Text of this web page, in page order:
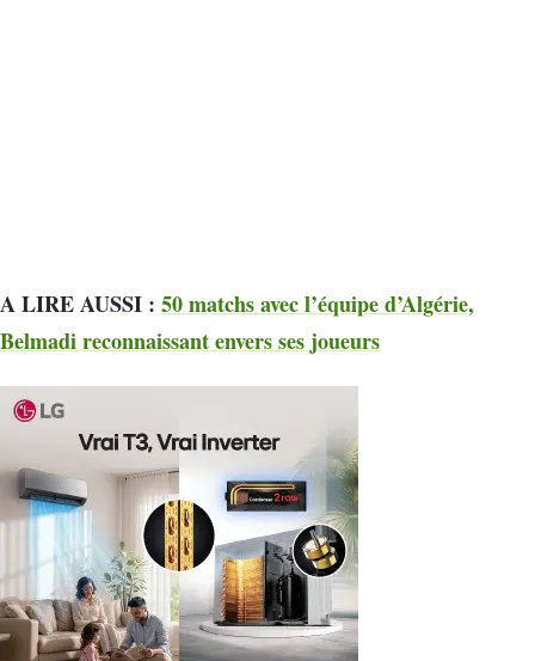
A LIRE AUSSI : 50 matchs avec l’équipe d’Algérie,
Belmadi reconnaissant envers ses joueurs